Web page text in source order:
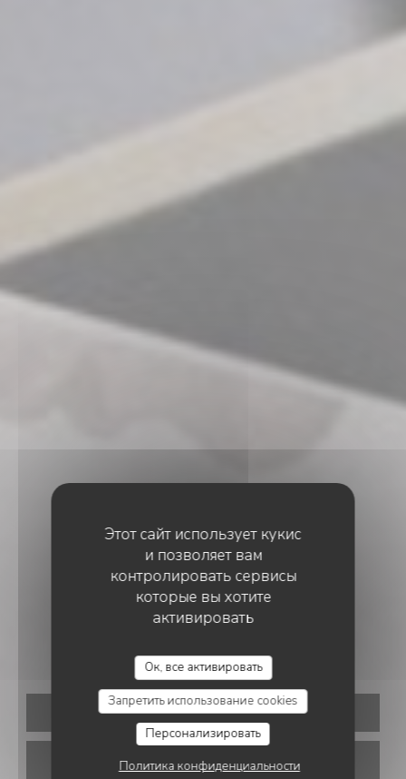
Этот сайт использует кукис
и позволяет вам
контролировать сервисы
которые вы хотите
активировать
Ок, все активировать
Запретить использование cookies
Персонализировать
Политика конфиденциальности
ИТАЛЬЯНСКИЙ РЕСТОРАН
ZAZZA
ЗАБРОНИРОВАТЬ СТОЛИК
НАВЫНОС